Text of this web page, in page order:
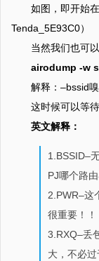
如图，即开始
Tenda_5E93C0）
当然我们也可
airodump -w
解释：–bssid
这时候可以等
英文解释：
1.BSSID–
PJ哪个路
2.PWR–这
很重要！！
3.RXQ–丢
大，不必过